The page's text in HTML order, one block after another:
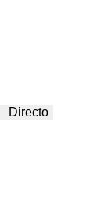
Directo